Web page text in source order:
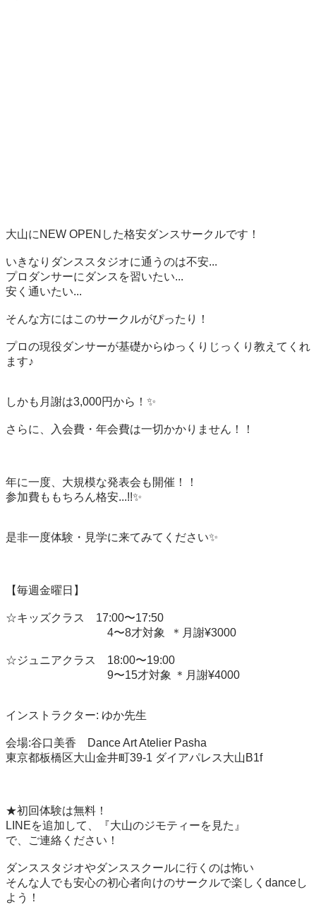
大山にNEW OPENした格安ダンスサークルです！
いきなりダンススタジオに通うのは不安...
プロダンサーにダンスを習いたい...
安く通いたい...
そんな方にはこのサークルがぴったり！
プロの現役ダンサーが基礎からゆっくりじっくり教えてくれ
ます♪
しかも月謝は3,000円から！✨
さらに、入会費・年会費は一切かかりません！！
年に一度、大規模な発表会も開催！！
参加費ももちろん格安...!!✨
是非一度体験・見学に来てみてください✨
【毎週金曜日】
☆キッズクラス　17:00〜17:50
4〜8才対象  ＊月謝¥3000
☆ジュニアクラス　18:00〜19:00
9〜15才対象 ＊月謝¥4000
インストラクター: ゆか先生
会場:谷口美香　Dance Art Atelier Pasha
東京都板橋区大山金井町39-1 ダイアパレス大山B1f
★初回体験は無料！
LINEを追加して、『大山のジモティーを見た』
で、ご連絡ください！
ダンススタジオやダンススクールに行くのは怖い
そんな人でも安心の初心者向けのサークルで楽しくdanceし
よう！